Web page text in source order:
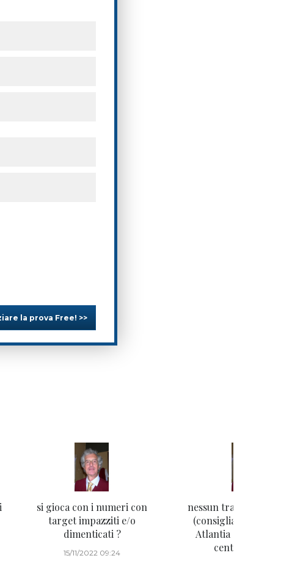
la prova Free! >>
si gioca con i numeri con
target impazziti e/o
dimenticati ?
15/11/2022 09:24
nessun tradimento dai
(consigliati) sotto opa.
Atlantia si aggiunge alla
centenaria lista!